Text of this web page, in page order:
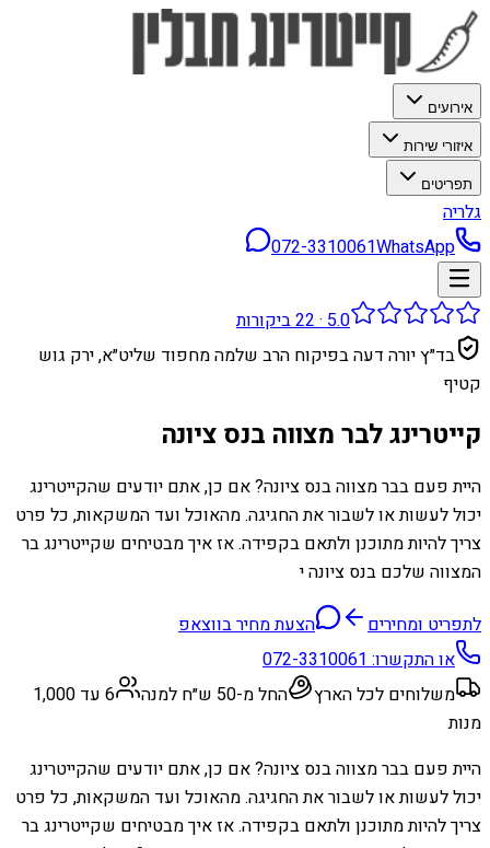
אירועים
איזורי שירות
תפריטים
גלריה
072-3310061WhatsApp
5.0
·
22ביקורות
בד״ץ יורה דעה בפיקוח הרב שלמה מחפוד שליט״א, ירק גוש
קטיף
קייטרינג לבר מצווה בנס ציונה
היית פעם בבר מצווה בנס ציונה? אם כן, אתם יודעים שהקייטרינג
יכול לעשות או לשבור את החגיגה. מהאוכל ועד המשקאות, כל פרט
צריך להיות מתוכנן ולתאם בקפידה. אז איך מבטיחים שקייטרינג בר
המצווה שלכם בנס ציונה י
לתפריט ומחירים
הצעת מחיר בווצאפ
או התקשרו:072-3310061
משלוחים לכל הארץ
החל מ-50 ש״ח למנה
6 עד 1,000
מנות
היית פעם בבר מצווה בנס ציונה? אם כן, אתם יודעים שהקייטרינג
יכול לעשות או לשבור את החגיגה. מהאוכל ועד המשקאות, כל פרט
צריך להיות מתוכנן ולתאם בקפידה. אז איך מבטיחים שקייטרינג בר